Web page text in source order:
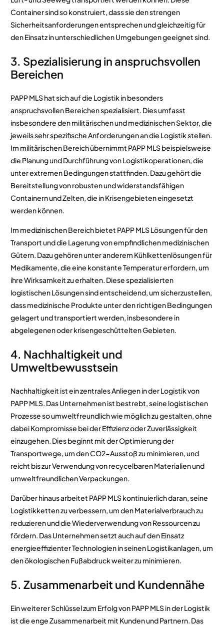
Container sind so konstruiert, dass sie den strengen
Sicherheitsanforderungen entsprechen und gleichzeitig für
den Einsatz in unterschiedlichen Umgebungen geeignet sind.
3. Spezialisierung in anspruchsvollen
Bereichen
PAPP MLS hat sich auf die Logistik in besonders
anspruchsvollen Bereichen spezialisiert. Dies umfasst
insbesondere den militärischen und medizinischen Sektor, die
jeweils sehr spezifische Anforderungen an die Logistik stellen.
Im militärischen Bereich übernimmt PAPP MLS beispielsweise
die Planung und Durchführung von Logistikoperationen, die
unter extremen Bedingungen stattfinden. Dazu gehört die
Bereitstellung von robusten und widerstandsfähigen
Containern und Zelten, die in Krisengebieten eingesetzt
werden können.
Im medizinischen Bereich bietet PAPP MLS Lösungen für den
Transport und die Lagerung von empfindlichen medizinischen
Gütern. Dazu gehören unter anderem Kühlkettenlösungen für
Medikamente, die eine konstante Temperatur erfordern, um
ihre Wirksamkeit zu erhalten. Diese spezialisierten
logistischen Lösungen sind entscheidend, um sicherzustellen,
dass medizinische Produkte unter den richtigen Bedingungen
gelagert und transportiert werden, insbesondere in
abgelegenen oder krisengeschüttelten Gebieten.
4. Nachhaltigkeit und
Umweltbewusstsein
Nachhaltigkeit ist ein zentrales Anliegen in der Logistik von
PAPP MLS. Das Unternehmen ist bestrebt, seine logistischen
Prozesse so umweltfreundlich wie möglich zu gestalten, ohne
dabei Kompromisse bei der Effizienz oder Zuverlässigkeit
einzugehen. Dies beginnt mit der Optimierung der
Transportwege, um den CO2-Ausstoß zu minimieren, und
reicht bis zur Verwendung von recycelbaren Materialien und
umweltfreundlichen Verpackungen.
Darüber hinaus arbeitet PAPP MLS kontinuierlich daran, seine
Logistikketten zu verbessern, um den Materialverbrauch zu
reduzieren und die Wiederverwendung von Ressourcen zu
fördern. Das Unternehmen setzt auch auf den Einsatz
energieeffizienter Technologien in seinen Logistikanlagen, um
den ökologischen Fußabdruck weiter zu minimieren.
5. Zusammenarbeit und Kundennähe
Ein weiterer Schlüssel zum Erfolg von PAPP MLS in der Logistik
ist die enge Zusammenarbeit mit Kunden und Partnern. Das